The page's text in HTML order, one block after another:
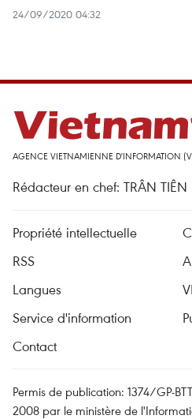
24/09/2020 04:32
AGENCE VIETNAMIENNE D'INFORMATION
Rédacteur en chef: TRÂN TIÊN
Propriété intellectuelle
RSS
Langues
Service d'information
Contact
Permis de publication: 1374/GP-
2008 par le ministère de